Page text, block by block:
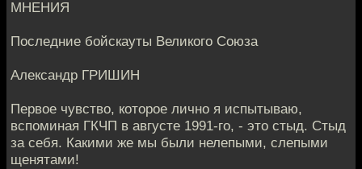
МНЕНИЯ
Последние бойскауты Великого Союза
Александр ГРИШИН
Первое чувство, которое лично я испытываю,
вспоминая ГКЧП в августе 1991-го, - это стыд. Стыд
за себя. Какими же мы были нелепыми, слепыми
щенятами!